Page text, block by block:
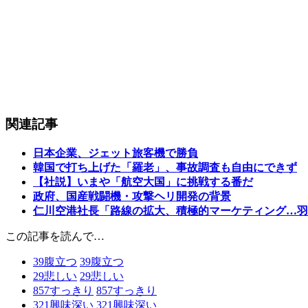
関連記事
日本企業、ジェット旅客機で勝負
韓国で打ち上げた「羅老」、事故調査も自由にできず
【社説】いまや「航空大国」に挑戦する番だ
政府、国産戦闘機・攻撃ヘリ開発の背景
仁川空港社長「路線の拡大、積極的マーケティング…羽
この記事を読んで…
39腹立つ 39腹立つ
29悲しい 29悲しい
857すっきり 857すっきり
321興味深い 321興味深い